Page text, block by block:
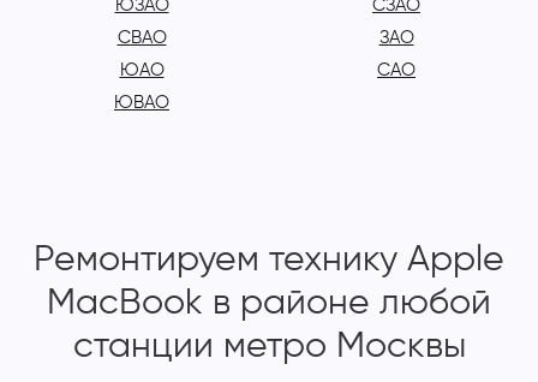
ЮЗАО
СВАО
ЮАО
ЮВАО
СЗАО
ЗАО
САО
Ремонтируем технику Apple
MacBook в районе любой
станции метро Москвы